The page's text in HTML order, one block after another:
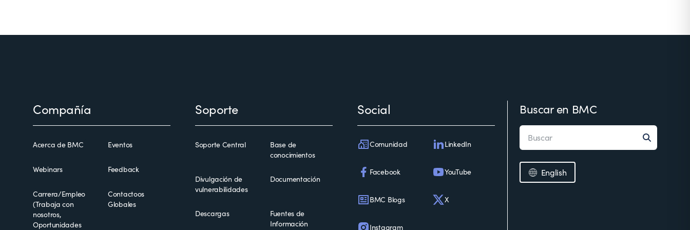
Compañía
Acerca de BMC Eventos
Webinars Feedback
Carrera/Empleo
(Trabaja con
nosotros,
Oportunidades
Contactoos
Globales
Soporte
Soporte Central
Base de
conocimientos
Divulgación de
vulnerabilidades
Documentación
Descargas
Fuentes de
Información
Social
Comunidad LinkedIn
Facebook YouTube
BMC Blogs X
Instagram
Buscar en BMC
English